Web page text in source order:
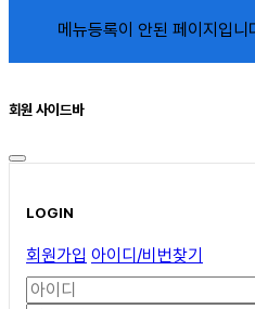
메뉴등록이 안된 페이지입니
회원 사이드바
LOGIN
회원가입 아이디/비번찾기